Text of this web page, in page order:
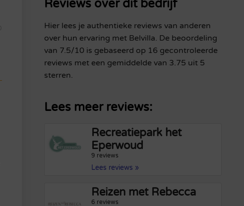
Reviews over dit bedrijf
Hier lees je authentieke reviews van anderen
over hun ervaring met Belvilla. De beoordeling
van 7.5/10 is gebaseerd op 16 gecontroleerde
reviews met een gemiddelde van 3.75 uit 5
sterren.
Lees meer reviews:
Recreatiepark het
Eperwoud
9 reviews
Lees reviews »
Reizen met Rebecca
6 reviews